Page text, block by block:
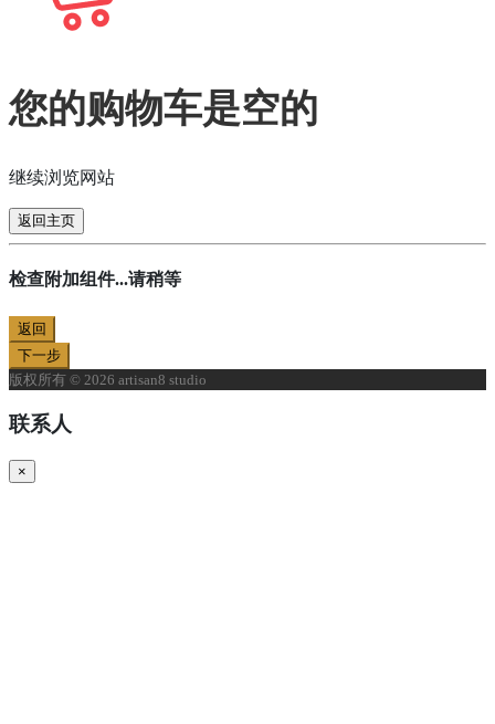
您的购物车是空的
继续浏览网站
返回主页
检查附加组件...请稍等
返回
下一步
版权所有 © 2026 artisan8 studio
联系人
×